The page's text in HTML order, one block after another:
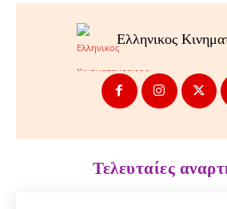
Ελληνικος
Τελευταίες